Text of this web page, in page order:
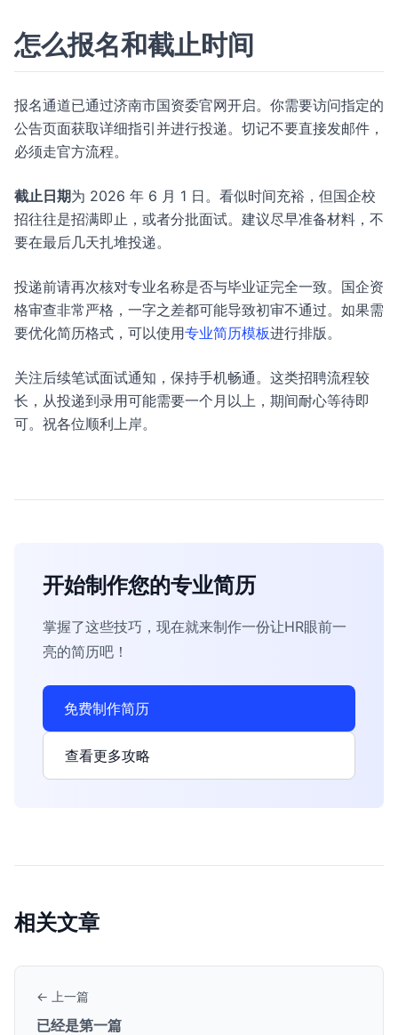
怎么报名和截止时间
报名通道已通过济南市国资委官网开启。你需要访问指定的
公告页面获取详细指引并进行投递。切记不要直接发邮件，
必须走官方流程。
截止日期为 2026 年 6 月 1 日。看似时间充裕，但国企校
招往往是招满即止，或者分批面试。建议尽早准备材料，不
要在最后几天扎堆投递。
投递前请再次核对专业名称是否与毕业证完全一致。国企资
格审查非常严格，一字之差都可能导致初审不通过。如果需
要优化简历格式，可以使用专业简历模板进行排版。
关注后续笔试面试通知，保持手机畅通。这类招聘流程较
长，从投递到录用可能需要一个月以上，期间耐心等待即
可。祝各位顺利上岸。
开始制作您的专业简历
掌握了这些技巧，现在就来制作一份让HR眼前一
亮的简历吧！
免费制作简历
查看更多攻略
相关文章
← 上一篇
已经是第一篇